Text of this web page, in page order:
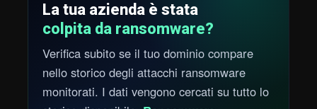
La tua azienda è stata
colpita da ransomware?
Verifica subito se il tuo dominio compare
nello storico degli attacchi ransomware
monitorati. I dati vengono cercati su tutto lo